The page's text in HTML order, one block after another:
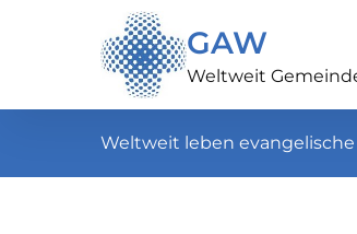
GAW
Weltweit
Weltweit leben